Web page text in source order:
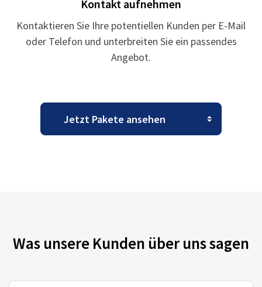
Kontakt aufnehmen
Kontaktieren Sie Ihre potentiellen Kunden per E-Mail
oder Telefon und unterbreiten Sie ein passendes
Angebot.
Was unsere Kunden über uns sagen